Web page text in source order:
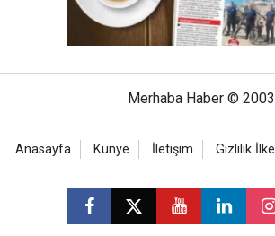
Merhaba Haber © 2003
Anasayfa Künye İletişim Gizlilik